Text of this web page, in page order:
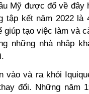
Mỹ được đổ về đây
tập kết năm 2022
giúp tạo việc làm và
những nhà nhập
vào và ra khỏi
đổi. Những năm